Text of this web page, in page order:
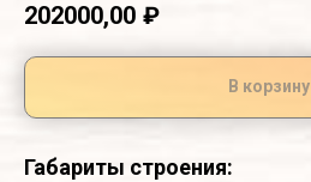
202000,00 ₽
В корзину
Габариты строения: